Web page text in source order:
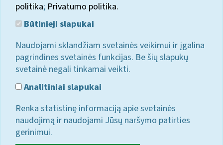
politika; Privatumo politika.
Būtinieji slapukai
Naudojami sklandžiam svetainės veikimui ir įgalina
pagrindines svetainės funkcijas. Be šių slapukų
svetainė negali tinkamai veikti.
Analitiniai slapukai
Renka statistinę informaciją apie svetainės
naudojimą ir naudojami Jūsų naršymo patirties
gerinimui.